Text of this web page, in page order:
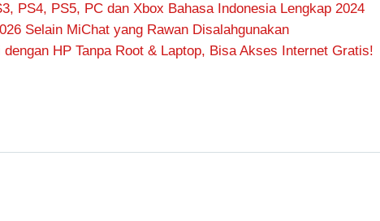
PS4, PS5, PC dan Xbox Bahasa Indonesia Lengkap 2024
Selain MiChat yang Rawan Disalahgunakan
HP Tanpa Root & Laptop, Bisa Akses Internet Gratis!